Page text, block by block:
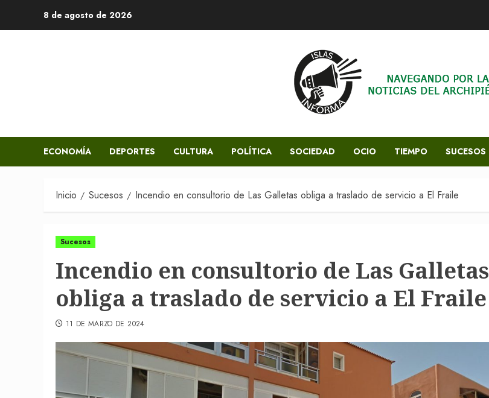
8 de agosto de 2026
ECONOMÍA DEPORTES CULTURA POLÍTICA SOCIEDAD OCIO TIEMPO SUCESOS
Inicio Sucesos Incendio en consultorio de Las Galletas obliga a traslado de servicio a El Fraile
Sucesos
Incendio en consultorio de Las Galletas
obliga a traslado de servicio a El Fraile
11 DE MARZO DE 2024